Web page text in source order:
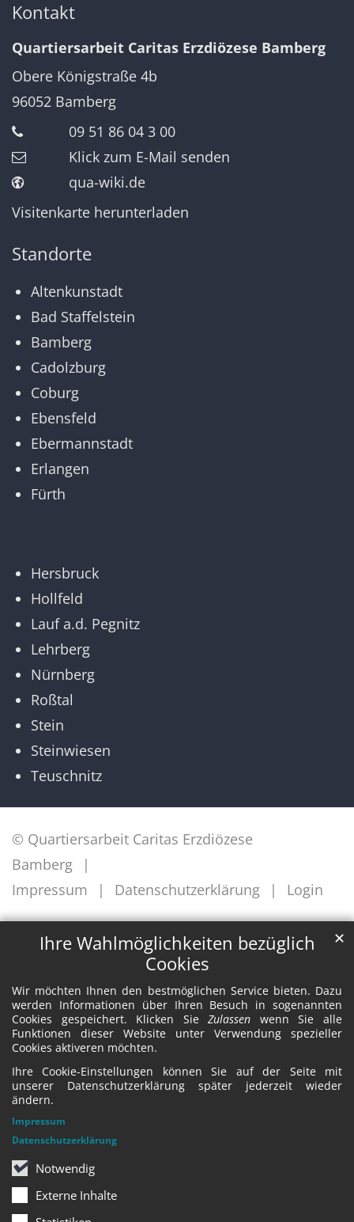
Ihre Wahlmöglichkeiten bezüglich
Cookies
Wir möchten Ihnen den bestmöglichen Service bieten. Dazu
werden Informationen über Ihren Besuch in sogenannten
Cookies gespeichert. Klicken SieZulassen wenn Sie alle
Funktionen dieser Website unter Verwendung spezieller
Cookies aktiveren möchten.
Ihre Cookie-Einstellungen können Sie auf der Seite mit
unserer Datenschutzerklärung später jederzeit wieder
ändern.
Notwendig
Externe Inhalte
✕
Impressum
Datenschutzerklärung
Kontakt
Quartiersarbeit Caritas Erzdiözese Bamberg
Obere Königstraße 4b
96052 Bamberg
09 51 86 04 3 00
Klick zum E-Mail senden
qua-wiki.de
Visitenkarte herunterladen
Standorte
Altenkunstadt
Bad Staffelstein
Bamberg
Cadolzburg
Coburg
Ebensfeld
Ebermannstadt
Erlangen
Fürth
Hersbruck
Hollfeld
Lauf a.d. Pegnitz
Lehrberg
Nürnberg
Roßtal
Stein
Steinwiesen
Teuschnitz
© Quartiersarbeit Caritas Erzdiözese
Bamberg
Impressum
Datenschutzerklärung Login